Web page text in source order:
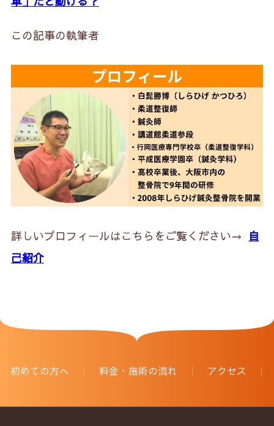
この記事の執筆者
詳しいプロフィールはこちらをご覧ください→
自
己紹介
初めての方へ 料金・施術の流れ アクセス